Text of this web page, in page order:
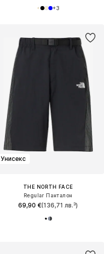
+3
Унисекс
THE NORTH FACE
Regular Панталон
69,90 €(136,71 лв.³)